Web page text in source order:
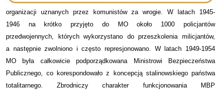
organizacji uznanych przez komunistów za wrogie. W latach 1945-
1946 na krótko przyjęto do MO około 1000 policjantów
przedwojennych, których wykorzystano do przeszkolenia milicjantów,
a następnie zwolniono i często represjonowano. W latach 1949-1954
MO była całkowicie podporządkowana Ministrowi Bezpieczeństwa
Publicznego, co korespondowało z koncepcją stalinowskiego państwa
totalitarnego. Zbrodniczy charakter funkcjonowania MBP